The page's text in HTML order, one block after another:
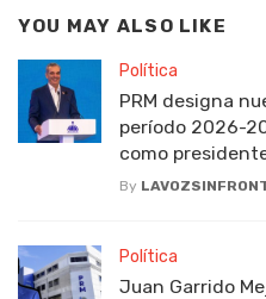
YOU MAY ALSO LIKE
Política
PRM designa
período 2026-
como
By
Política
Juan Garrido